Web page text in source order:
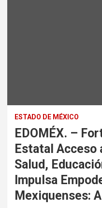
ESTADO DE MÉXICO
EDOMÉX. –
Estatal Acceso
Salud,
Impulsa
Mexiquenses: